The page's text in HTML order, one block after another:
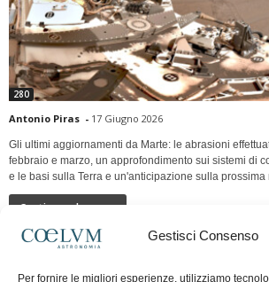
Gestisci Consenso
Per fornire le migliori esperienze, utilizziamo
280
Antonio Piras - 17 Giugno 2026
Gli ultimi aggiornamenti da Marte: le abrasioni
febbraio e marzo, un approfondimento sui sistemi di
e le basi sulla Terra e un'anticipazione sulla prossima
Continua a leggere